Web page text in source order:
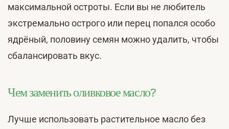
максимальной остроты. Если вы не любитель
экстремально острого или перец попался особо
ядрёный, половину семян можно удалить, чтобы
сбалансировать вкус.
Чем заменить оливковое масло?
Лучше использовать растительное масло без